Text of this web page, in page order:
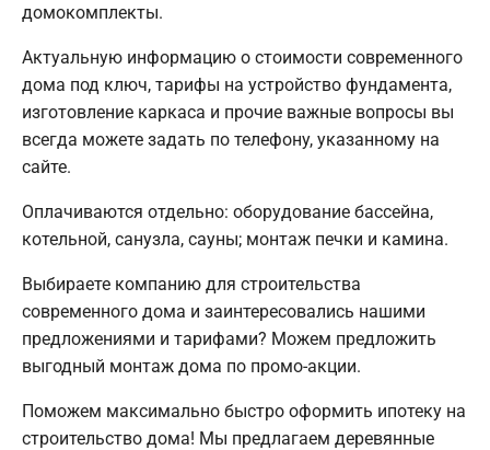
домокомплекты.
Актуальную информацию о стоимости современного
дома под ключ, тарифы на устройство фундамента,
изготовление каркаса и прочие важные вопросы вы
всегда можете задать по телефону, указанному на
сайте.
Оплачиваются отдельно: оборудование бассейна,
котельной, санузла, сауны; монтаж печки и камина.
Выбираете компанию для строительства
современного дома и заинтересовались нашими
предложениями и тарифами? Можем предложить
выгодный монтаж дома по промо-акции.
Поможем максимально быстро оформить ипотеку на
строительство дома! Мы предлагаем деревянные